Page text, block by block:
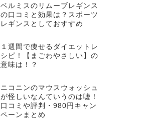
ベルミスのリムーブレギンス
の口コミと効果は？スポーツ
レギンスとしておすすめ
１週間で痩せるダイエットレ
シピ！【まごわやさしい】の
意味は！？
ニコニンのマウスウォッシュ
が怪しいなんていうのは嘘！
口コミや評判・980円キャン
ペーンまとめ